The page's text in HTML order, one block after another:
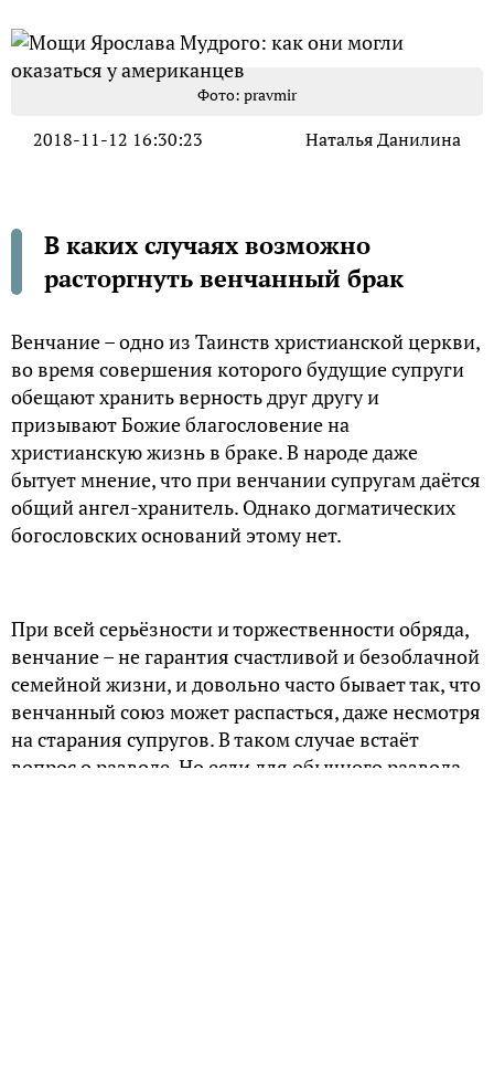
Фото: pravmir
2018-11-12 16:30:23 Наталья Данилина
В каких случаях возможно
расторгнуть венчанный брак
Венчание – одно из Таинств христианской церкви,
во время совершения которого будущие супруги
обещают хранить верность друг другу и
призывают Божие благословение на
христианскую жизнь в браке. В народе даже
бытует мнение, что при венчании супругам даётся
общий ангел-хранитель. Однако догматических
богословских оснований этому нет.
При всей серьёзности и торжественности обряда,
венчание – не гарантия счастливой и безоблачной
семейной жизни, и довольно часто бывает так, что
венчанный союз может распасться, даже несмотря
на старания супругов. В таком случае встаёт
вопрос о разводе. Но если для обычного развода